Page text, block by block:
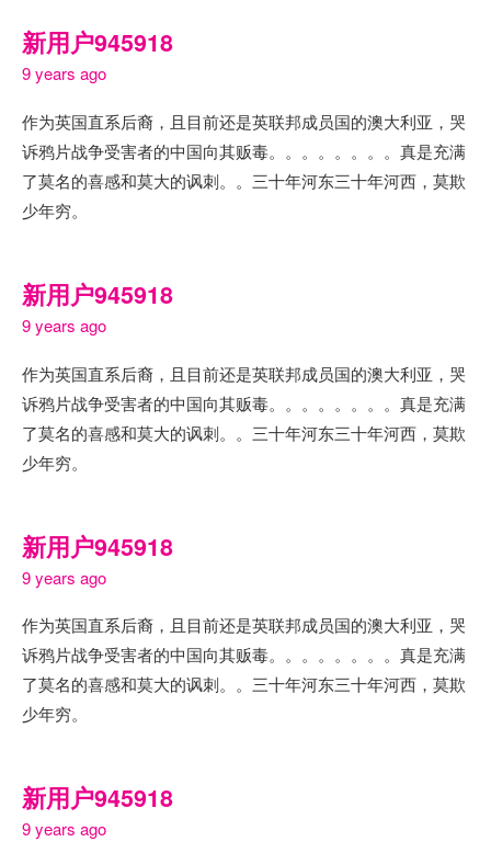
新用户945918
9 years ago
作为英国直系后裔，且目前还是英联邦成员国的澳大利亚，哭
诉鸦片战争受害者的中国向其贩毒。。。。。。。。真是充满
了莫名的喜感和莫大的讽刺。。三十年河东三十年河西，莫欺
少年穷。
新用户945918
9 years ago
作为英国直系后裔，且目前还是英联邦成员国的澳大利亚，哭
诉鸦片战争受害者的中国向其贩毒。。。。。。。。真是充满
了莫名的喜感和莫大的讽刺。。三十年河东三十年河西，莫欺
少年穷。
新用户945918
9 years ago
作为英国直系后裔，且目前还是英联邦成员国的澳大利亚，哭
诉鸦片战争受害者的中国向其贩毒。。。。。。。。真是充满
了莫名的喜感和莫大的讽刺。。三十年河东三十年河西，莫欺
少年穷。
新用户945918
9 years ago